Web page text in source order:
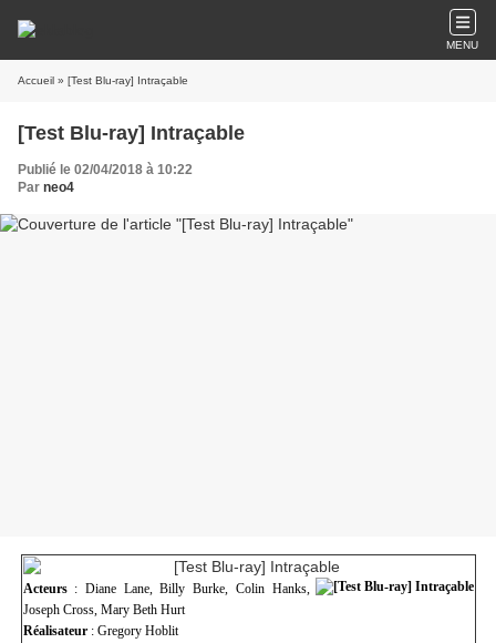
MENU
Accueil » [Test Blu-ray] Intraçable
[Test Blu-ray] Intraçable
Publié le 02/04/2018 à 10:22
Par neo4
Acteurs: Diane Lane, Billy Burke, Colin Hanks,
Joseph Cross, Mary Beth Hurt
Réalisateur: Gregory Hoblit